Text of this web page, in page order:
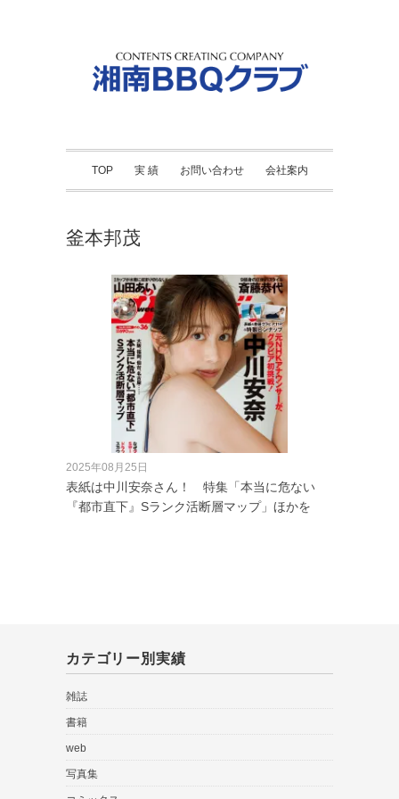
TOP 実 績 お問い合わせ 会社案内
釜本邦茂
2025年08月25日
表紙は中川安奈さん！ 特集「本当に危ない
『都市直下』Sランク活断層マップ」ほかを
カテゴリー別実績
雑誌
書籍
web
写真集